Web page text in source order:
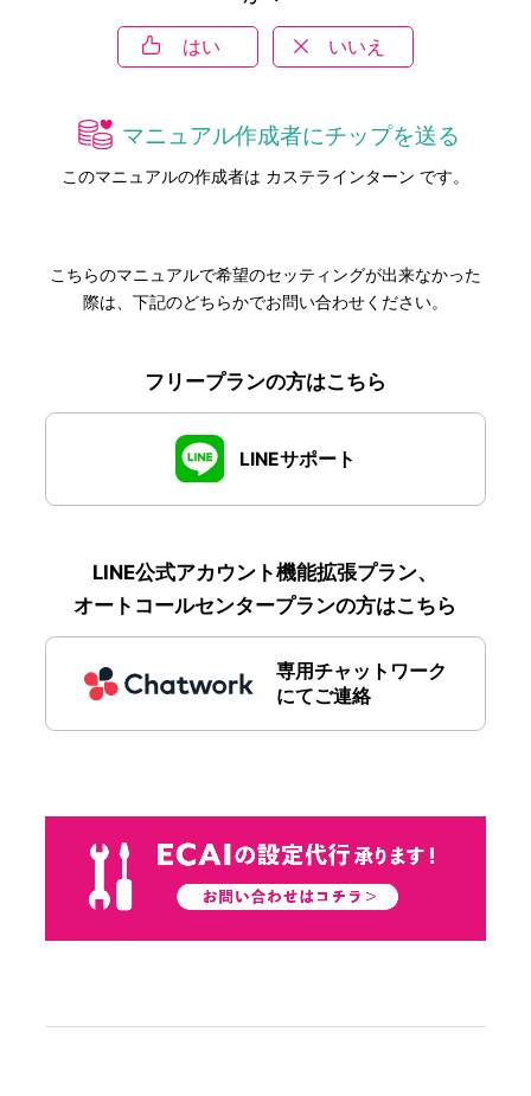
はい いいえ
マニュアル作成者にチップを送る
このマニュアルの作成者は カステラインターン です。
こちらのマニュアルで希望のセッティングが出来なかった
際は、下記のどちらかでお問い合わせください。
フリープランの方はこちら
LINEサポート
LINE公式アカウント機能拡張プラン、
オートコールセンタープランの方はこちら
専用チャットワーク
にてご連絡